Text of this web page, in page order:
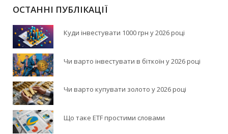
ОСТАННІ ПУБЛІКАЦІЇ
Куди інвестувати 1000 грн у 2026 році
Чи варто інвестувати в біткоїн у 2026 році
Чи варто купувати золото у 2026 році
Що таке ETF простими словами